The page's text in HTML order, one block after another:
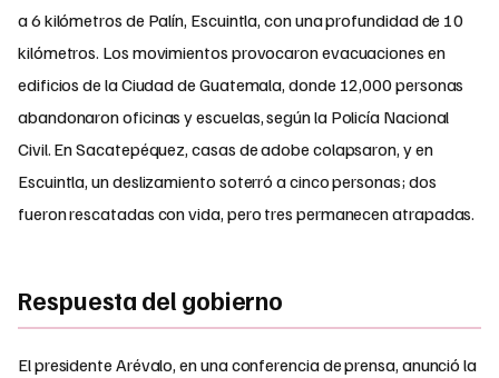
a 6 kilómetros de Palín, Escuintla, con una profundidad de 10
kilómetros. Los movimientos provocaron evacuaciones en
edificios de la Ciudad de Guatemala, donde 12,000 personas
abandonaron oficinas y escuelas, según la Policía Nacional
Civil. En Sacatepéquez, casas de adobe colapsaron, y en
Escuintla, un deslizamiento soterró a cinco personas; dos
fueron rescatadas con vida, pero tres permanecen atrapadas.
Respuesta del gobierno
El presidente Arévalo, en una conferencia de prensa, anunció la